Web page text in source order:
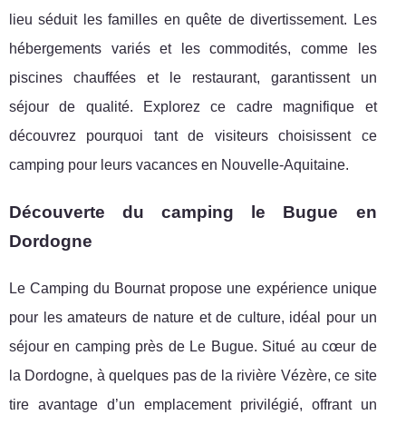
lieu séduit les familles en quête de divertissement. Les
hébergements variés et les commodités, comme les
piscines chauffées et le restaurant, garantissent un
séjour de qualité. Explorez ce cadre magnifique et
découvrez pourquoi tant de visiteurs choisissent ce
camping pour leurs vacances en Nouvelle-Aquitaine.
Découverte du camping le Bugue en
Dordogne
Le Camping du Bournat propose une expérience unique
pour les amateurs de nature et de culture, idéal pour un
séjour en camping près de Le Bugue. Situé au cœur de
la Dordogne, à quelques pas de la rivière Vézère, ce site
tire avantage d’un emplacement privilégié, offrant un